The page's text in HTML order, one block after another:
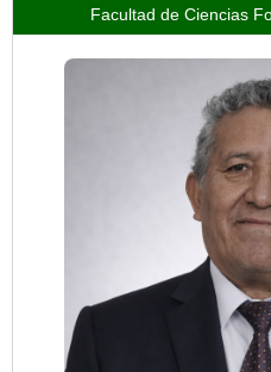
Facultad de Ciencias